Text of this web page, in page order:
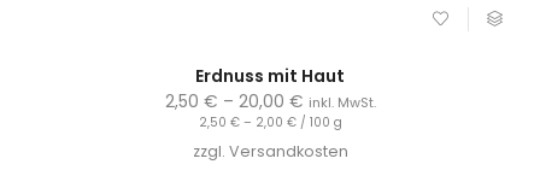
Erdnuss mit Haut
2,50 € – 20,00 € inkl. MwSt.
2,50 €– 2,00 €/ 100 g
zzgl. Versandkosten